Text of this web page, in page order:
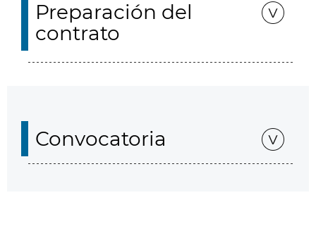
Preparación del
contrato
Convocatoria